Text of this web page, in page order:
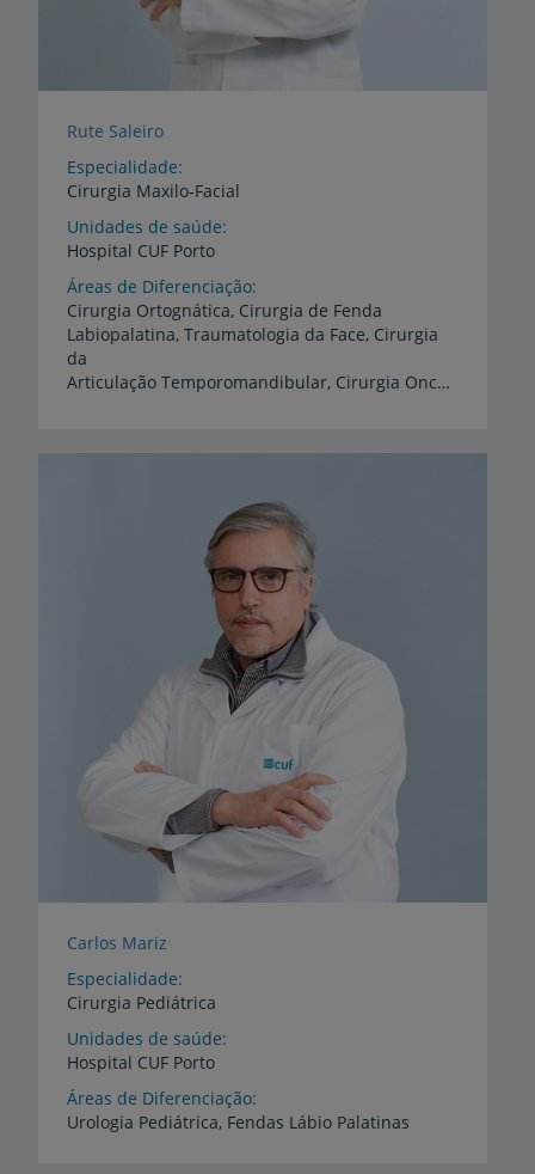
Rute Saleiro
Especialidade
Cirurgia Maxilo-Facial
Unidades de saúde
Hospital CUF Porto
Áreas de Diferenciação
Cirurgia Ortognática, Cirurgia de Fenda
Labiopalatina, Traumatologia da Face, Cirurgia
da
Articulação Temporomandibular, Cirurgia Oncológica de Cabeça e Pescoço, Cirurgia da Apneia Obstrutiva do Sono, Cirurgia das Glândulas Salivares, Cirurgia Oral
Carlos Mariz
Especialidade
Cirurgia Pediátrica
Unidades de saúde
Hospital CUF Porto
Áreas de Diferenciação
Urologia Pediátrica, Fendas Lábio Palatinas